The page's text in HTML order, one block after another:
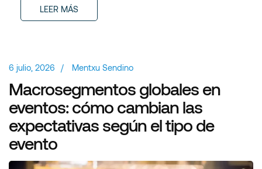
LEER MÁS
6 julio, 2026 / Mentxu Sendino
Macrosegmentos globales en
eventos: cómo cambian las
expectativas según el tipo de
evento